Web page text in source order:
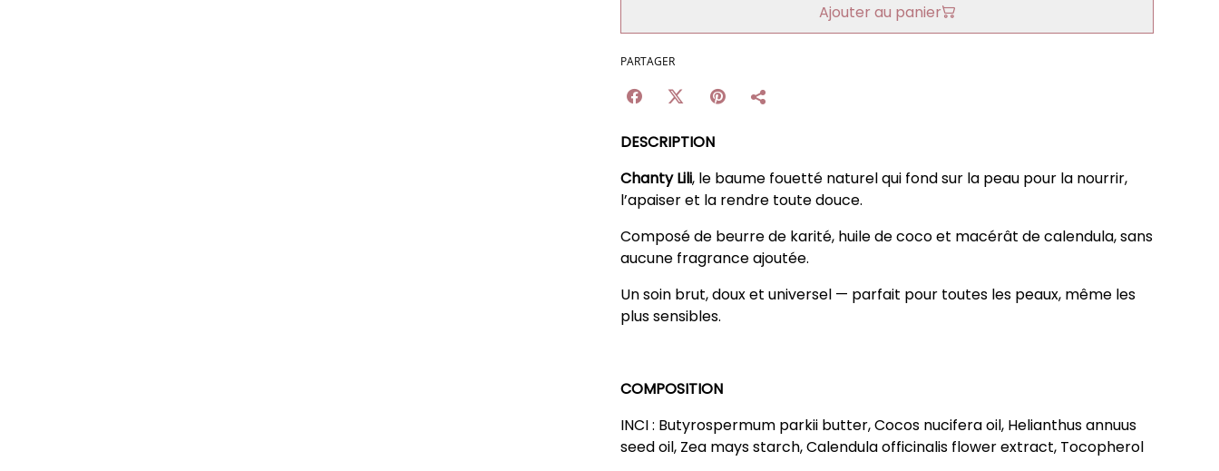
Ajouter au panier
PARTAGER
DESCRIPTION
Chanty Lili, le baume fouetté naturel qui fond sur la peau pour la nourrir,
l’apaiser et la rendre toute douce.
Composé de beurre de karité, huile de coco et macérât de calendula, sans
aucune fragrance ajoutée.
Un soin brut, doux et universel — parfait pour toutes les peaux, même les
plus sensibles.
COMPOSITION
INCI : Butyrospermum parkii butter, Cocos nucifera oil, Helianthus annuus
seed oil, Zea mays starch, Calendula officinalis flower extract, Tocopherol